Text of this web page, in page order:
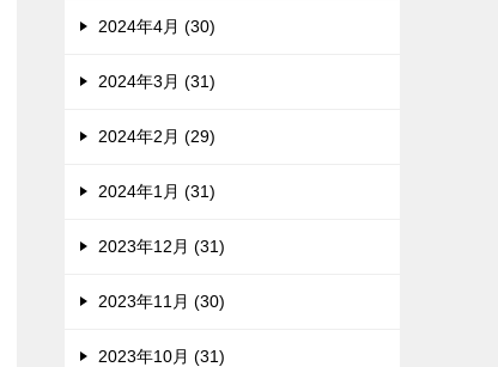
2024年4月 (30)
2024年3月 (31)
2024年2月 (29)
2024年1月 (31)
2023年12月 (31)
2023年11月 (30)
2023年10月 (31)